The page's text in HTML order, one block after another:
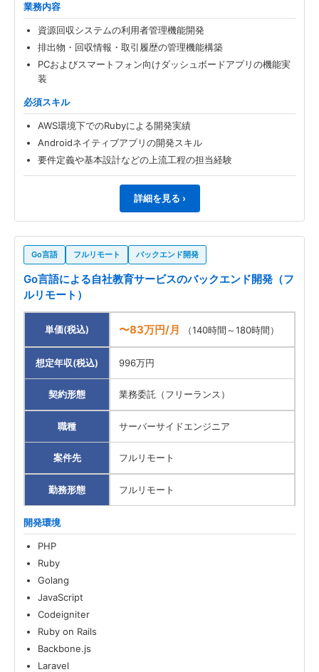
業務内容
資源回収システムの利用者管理機能開発
排出物・回収情報・取引履歴の管理機能構築
PCおよびスマートフォン向けダッシュボードアプリの機能実
装
必須スキル
AWS環境下でのRubyによる開発実績
Androidネイティブアプリの開発スキル
要件定義や基本設計などの上流工程の担当経験
詳細を見る ›
Go言語 フルリモート バックエンド開発
Go言語による自社教育サービスのバックエンド開発（フ
ルリモート）
単価(税込) 〜83万円/月 （140時間～180時間）
想定年収(税込) 996万円
契約形態 業務委託（フリーランス）
職種 サーバーサイドエンジニア
案件先 フルリモート
勤務形態 フルリモート
開発環境
PHP
Ruby
Golang
JavaScript
Codeigniter
Ruby on Rails
Backbone.js
Laravel